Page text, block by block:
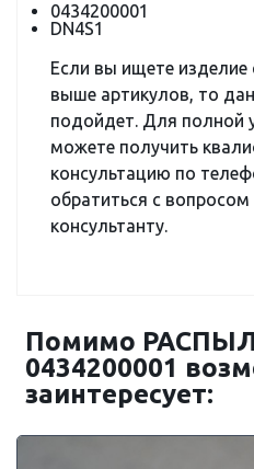
0434200001
DN4S1
Если вы ищете изделие
выше артикулов, то
подойдет. Для полной
можете получить
консультацию по
обратиться с вопросом
консультанту.
Помимо
0434200001
заинтересует: